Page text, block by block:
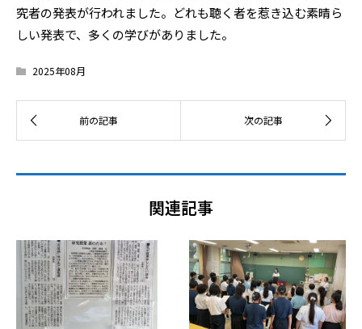
究者の発表が行われました。どれも聴く者を惹き込む素晴ら
しい発表で、多くの学びがありました。
2025年08月
関連記事